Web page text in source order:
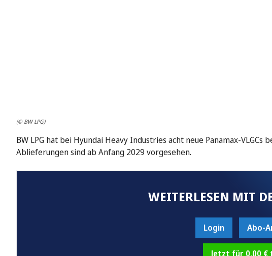
(© BW LPG)
BW LPG hat bei Hyundai Heavy Industries acht neue Panamax-
Ablieferungen sind ab Anfang 2029 vorgesehen.
WEITERLESEN MIT
Login Abo-
Jetzt für 0,00 €